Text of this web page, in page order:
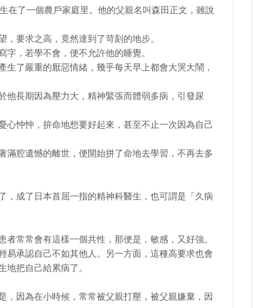
在了一個農戶家庭里。他的父親名叫森田正文，雖說
要求之高，竟然達到了苛刻的地步。
，若學不會，便不允許他的睡覺。
了嚴重的厭惡情緒，幾乎每天早上都會大哭大鬧，
他長期因為壓力大，精神緊張而體弱多病，引發尿
忡忡，拚命地想要好起來，甚至不止一次因為自己
滿腔遺憾的離世，便開始拼了命地去學習，不再去多
，成了日本首屈一指的精神科醫生，也可謂是「久病
常常會有這樣一個共性，那便是，敏感，又好強。
易承認自己不如其他人。另一方面，這種高要求也會
把自己給累病了。
因為在小時候，常常被父親打壓，被父親嫌棄，因